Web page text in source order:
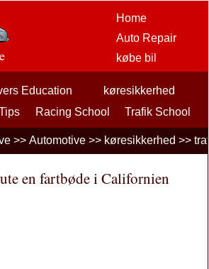
Home
Auto Repair
købe bil
Options
bilentusiaster
bilforsikring
bilpleje
Education
køresikkerhed
Racing School
Trafik School
trafik Billetter til
>> Automotive >> køresikkerhed >>
en fartbøde i Californien